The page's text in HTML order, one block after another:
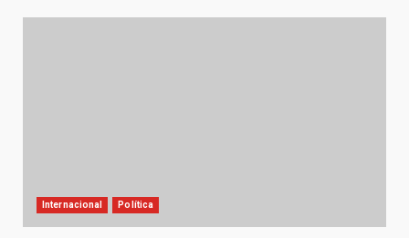
Internacional Política